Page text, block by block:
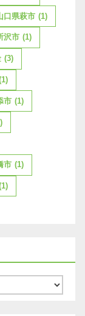
口県萩市 (1)
沢市 (1)
(3)
市 (1)
市 (1)